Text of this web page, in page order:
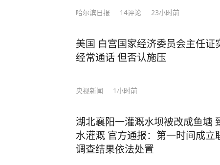
哈尔滨日报 14评论 23小时前
美国 白宫国家经济委员会主任证
经常通话 但否认施压
央视新闻 1小时前
湖北襄阳一灌溉水坝被改成鱼塘
水灌溉 官方通报：第一时间成立
调查结果依法处置